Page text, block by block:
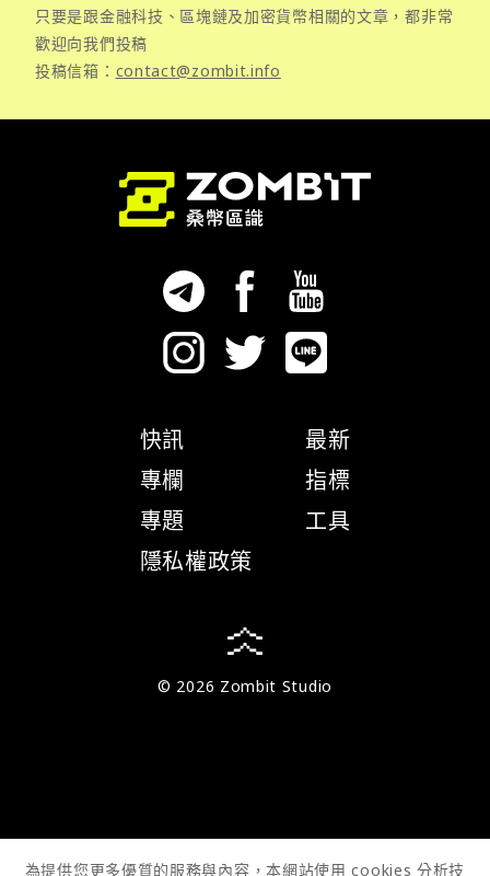
只要是跟金融科技、區塊鏈及加密貨幣相關的文章，都非常
歡迎向我們投稿
投稿信箱： contact@zombit.info
快訊
專欄
專題
隱私權政策
最新
指標
工具
© 2026 Zombit Studio
為提供您更多優質的服務與內容，本網站使用 cookies 分析技